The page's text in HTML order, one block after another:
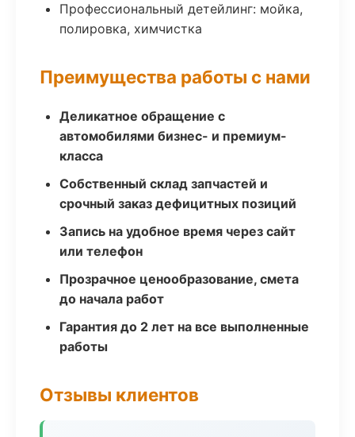
Профессиональный детейлинг: мойка,
полировка, химчистка
Преимущества работы с нами
Деликатное обращение с
автомобилями бизнес- и премиум-
класса
Собственный склад запчастей и
срочный заказ дефицитных позиций
Запись на удобное время через сайт
или телефон
Прозрачное ценообразование, смета
до начала работ
Гарантия до 2 лет на все выполненные
работы
Отзывы клиентов